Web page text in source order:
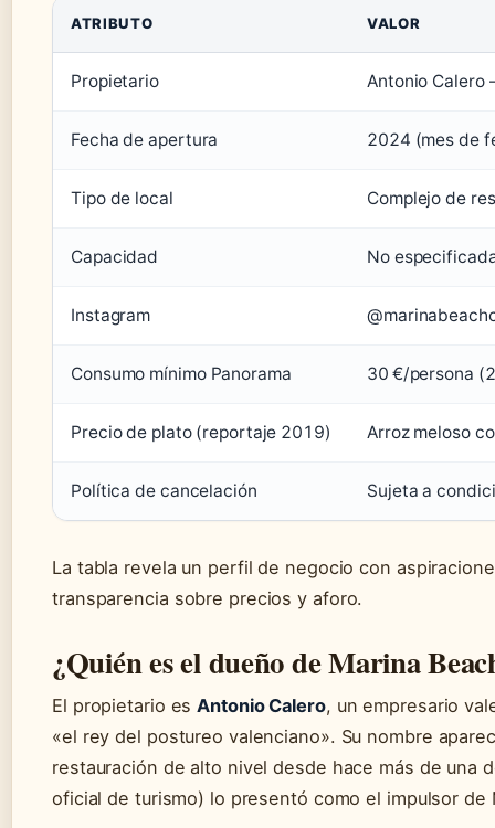
ATRIBUTO VALOR
Propietario Antonio Calero
Fecha de apertura 2024 (mes de
Tipo de local Complejo de
Capacidad No
Instagram
Consumo mínimo Panorama 30 €/persona
Precio de plato (reportaje 2019) Arroz meloso
Política de cancelación Sujeta a
La tabla revela un perfil de negocio con
transparencia sobre precios y aforo.
¿Quién es el dueño de Marina
El propietario esAntonio Calero, un empresario
«el rey del postureo valenciano». Su nombre
restauración de alto nivel desde hace más de una
oficial de turismo) lo presentó como el impulsor de